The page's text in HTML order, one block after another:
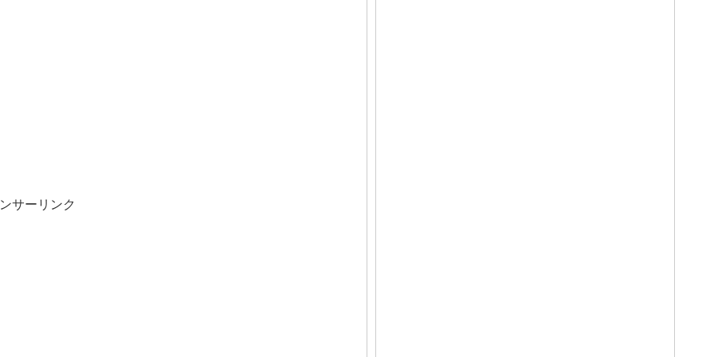
サーリンク